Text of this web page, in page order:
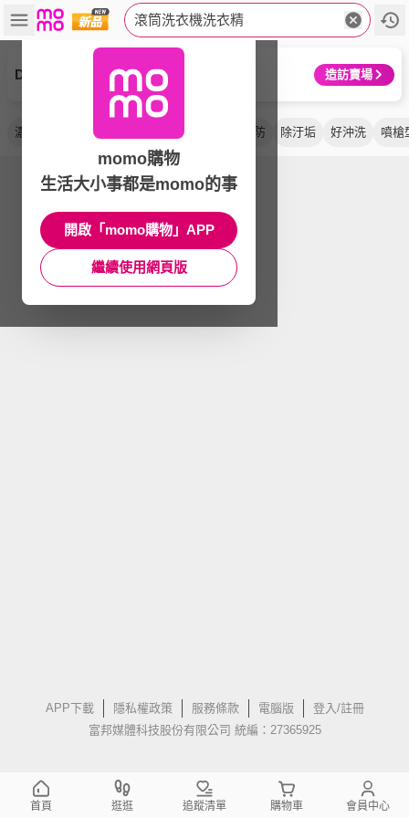
滾筒洗衣機洗衣精
Dalli 造訪賣場
濃縮 清潔錠 除菌防 除汙垢 好沖洗 噴槍
APP下載 隱私權政策 服務條款 電腦版
登入/註冊
富邦媒體科技股份有限公司 統編：27365925
momo購物
生活大小事都是momo的事
開啟「momo購物」APP
繼續使用網頁版
首頁 逛逛 追蹤清單 購物車 會員中心